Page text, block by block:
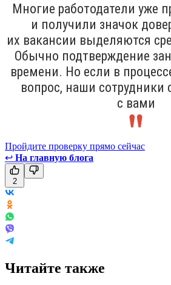
Многие работодатели уже
и получили значок
их вакансии выделяются
Обычно подтверждение
времени. Но если в
вопрос, наши сотрудники
с вами
Пройдите проверку прямо сейчас
↩ На главную блога
2
Читайте также